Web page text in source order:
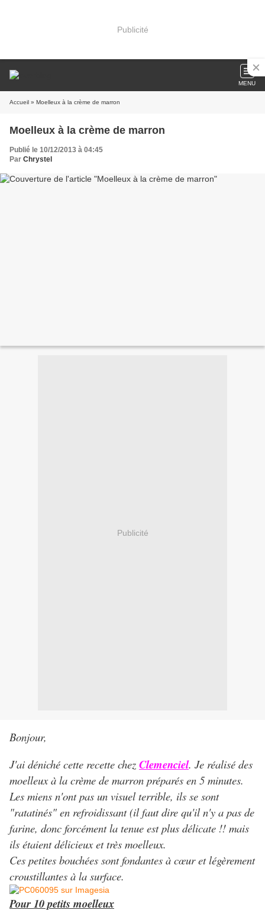
Publicité
MENU
Accueil » Moelleux à la crème de marron
Moelleux à la crème de marron
Publié le 10/12/2013 à 04:45
Par Chrystel
Publicité
Bonjour,
J'ai déniché cette recette chez Clemenciel. Je réalisé des
moelleux à la crème de marron préparés en 5 minutes.
Les miens n'ont pas un visuel terrible, ils se sont
"ratatinés" en refroidissant (il faut dire qu'il n'y a pas de
farine, donc forcément la tenue est plus délicate !! mais
ils étaient délicieux et très moelleux.
Ces petites bouchées sont fondantes à cœur et légèrement
croustillantes à la surface.
Pour 10 petits moelleux